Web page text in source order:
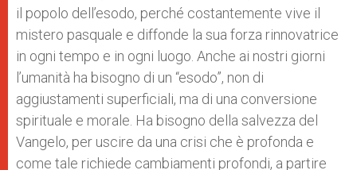
il popolo dell’esodo, perché costantemente vive il
mistero pasquale e diffonde la sua forza rinnovatrice
in ogni tempo e in ogni luogo. Anche ai nostri giorni
l’umanità ha bisogno di un “esodo”, non di
aggiustamenti superficiali, ma di una conversione
spirituale e morale. Ha bisogno della salvezza del
Vangelo, per uscire da una crisi che è profonda e
come tale richiede cambiamenti profondi, a partire